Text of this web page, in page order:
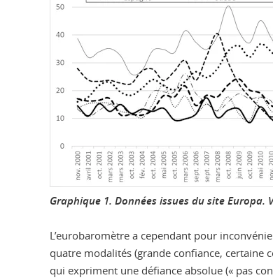
Graphique 1. Données issues du site Europa.
L’eurobaromètre a cependant pour
quatre modalités (grande confiance, certaine
qui expriment une défiance absolue (« pas